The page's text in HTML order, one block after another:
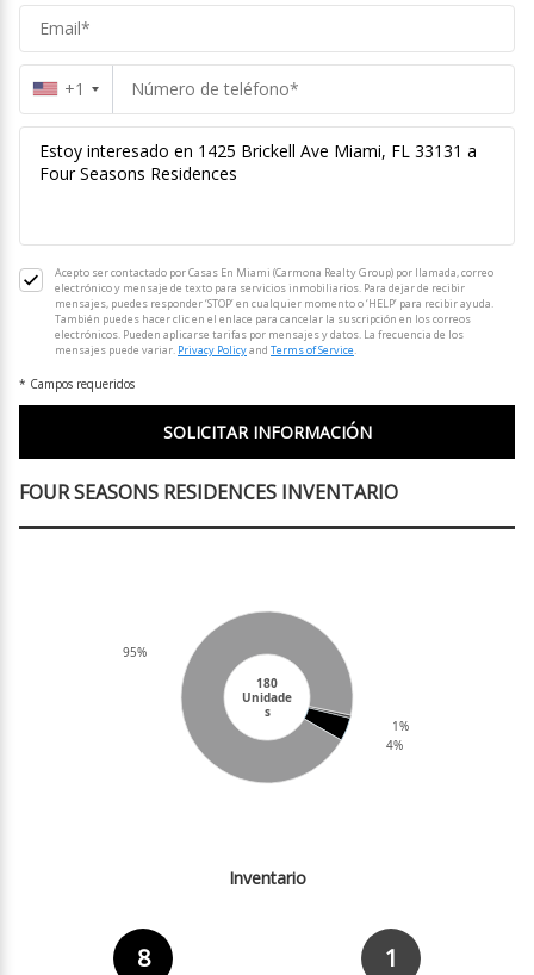
+1
Acepto ser contactado por Casas En Miami (Carmona Realty Group) por llamada, correo
electrónico y mensaje de texto para servicios inmobiliarios. Para dejar de recibir
mensajes, puedes responder ‘STOP’ en cualquier momento o ‘HELP’ para recibir ayuda.
También puedes hacer clic en el enlace para cancelar la suscripción en los correos
electrónicos. Pueden aplicarse tarifas por mensajes y datos. La frecuencia de los
mensajes puede variar. Privacy Policyand Terms of Service
* Campos requeridos
FOUR SEASONS RESIDENCES INVENTARIO
4%
1%
95%
180
Unidade
s
Inventario
8 1